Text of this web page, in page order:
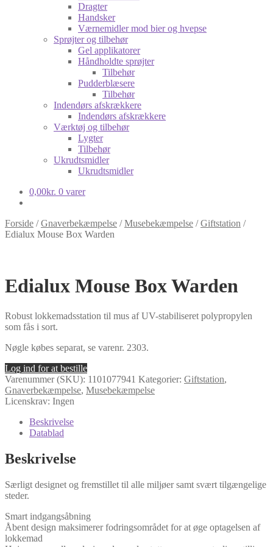
Dragter
Handsker
Værnemidler mod bier og hvepse
Sprøjter og tilbehør
Gel applikatorer
Håndholdte sprøjter
Tilbehør
Pudderblæsere
Tilbehør
Indendørs afskrækkere
Indendørs afskrækkere
Værktøj og tilbehør
Lygter
Tilbehør
Ukrudtsmidler
Ukrudtsmidler
0,00kr. 0 varer
Forside /Gnaverbekæmpelse /Musebekæmpelse /Giftstation /
Edialux Mouse Box Warden
Edialux Mouse Box Warden
Robust lokkemadsstation til mus af UV-stabiliseret polypropylen
som fås i sort.
Nøgle købes separat, se varenr. 2303.
Log ind for at bestille
Varenummer (SKU): 1101077941 Kategorier: Giftstation,
Gnaverbekæmpelse, Musebekæmpelse
Licenskrav: Ingen
Beskrivelse
Datablad
Beskrivelse
Særligt designet og fremstillet til alle miljøer samt svært tilgængelige
steder.
Smart indgangsåbning
Åbent design maksimerer fodringsområdet for at øge optagelsen af
lokkemad